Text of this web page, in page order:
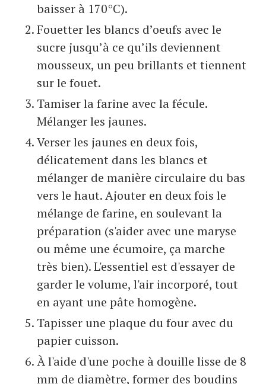
baisser à 170°C).
Fouetter les blancs d’oeufs avec le
sucre jusqu’à ce qu’ils deviennent
mousseux, un peu brillants et tiennent
sur le fouet.
Tamiser la farine avec la fécule.
Mélanger les jaunes.
Verser les jaunes en deux fois,
délicatement dans les blancs et
mélanger de manière circulaire du bas
vers le haut. Ajouter en deux fois le
mélange de farine, en soulevant la
préparation (s'aider avec une maryse
ou même une écumoire, ça marche
très bien). L'essentiel est d'essayer de
garder le volume, l'air incorporé, tout
en ayant une pâte homogène.
Tapisser une plaque du four avec du
papier cuisson.
À l'aide d'une poche à douille lisse de 8
mm de diamètre, former des boudins